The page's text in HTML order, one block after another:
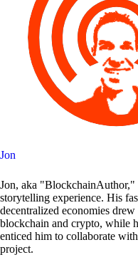
Jon
Jon, aka "BlockchainAuthor,"
storytelling experience. His
decentralized economies
blockchain and crypto, while
enticed him to collaborate
project.